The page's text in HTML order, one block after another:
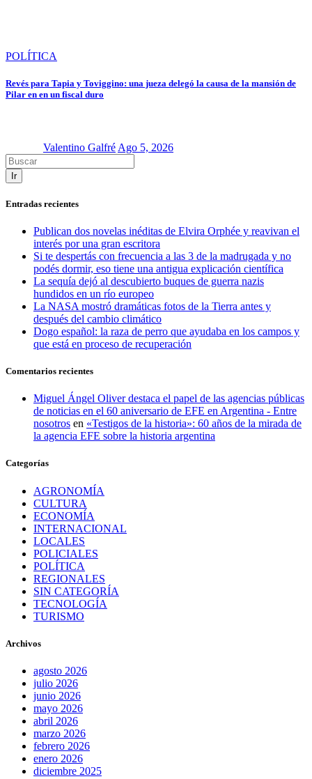
POLÍTICA
Revés para Tapia y Toviggino: una jueza delegó la causa de la mansión de
Pilar en en un fiscal duro
Valentino Galfré Ago 5, 2026
Ir
Entradas recientes
Publican dos novelas inéditas de Elvira Orphée y reavivan el
interés por una gran escritora
Si te despertás con frecuencia a las 3 de la madrugada y no
podés dormir, eso tiene una antigua explicación científica
La sequía dejó al descubierto buques de guerra nazis
hundidos en un río europeo
La NASA mostró dramáticas fotos de la Tierra antes y
después del cambio climático
Dogo español: la raza de perro que ayudaba en los campos y
que está en proceso de recuperación
Comentarios recientes
Miguel Ángel Oliver destaca el papel de las agencias públicas
de noticias en el 60 aniversario de EFE en Argentina - Entre
nosotros en «Testigos de la historia»: 60 años de la mirada de
la agencia EFE sobre la historia argentina
Categorías
AGRONOMÍA
CULTURA
ECONOMÍA
INTERNACIONAL
LOCALES
POLICIALES
POLÍTICA
REGIONALES
SIN CATEGORÍA
TECNOLOGÍA
TURISMO
Archivos
agosto 2026
julio 2026
junio 2026
mayo 2026
abril 2026
marzo 2026
febrero 2026
enero 2026
diciembre 2025